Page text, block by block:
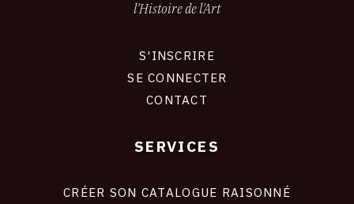
l'Histoire de l'Art
S'INSCRIRE
SE CONNECTER
CONTACT
SERVICES
CRÉER SON CATALOGUE RAISONNÉ